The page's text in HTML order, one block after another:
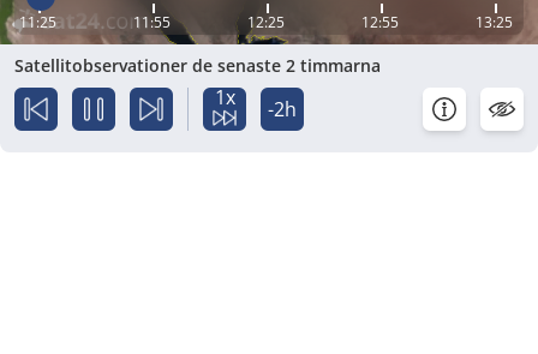
11:25 11:55 12:25 12:55 13:25
Satellitobservationer de senaste 2 timmarna
1x -2h